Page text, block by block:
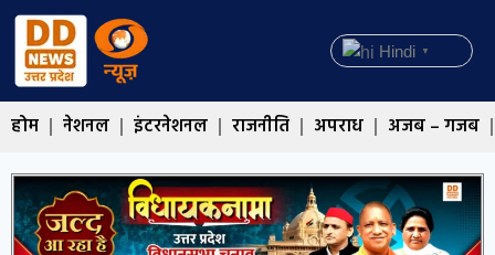
Hindi ▼
होम नेशनल इंटरनेशनल राजनीति अपराध अजब – गजब